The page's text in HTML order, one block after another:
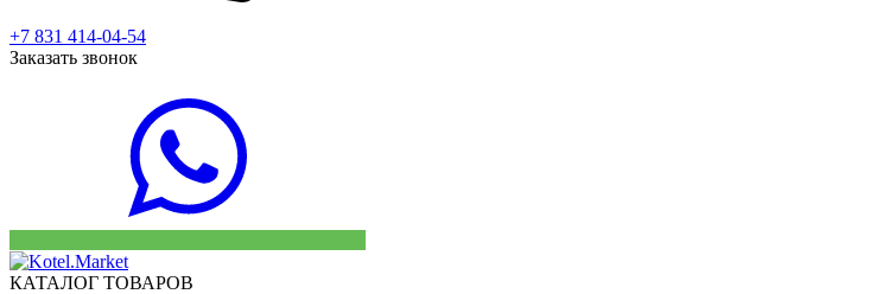
+7 831 414-04-54
Заказать звонок
КАТАЛОГ ТОВАРОВ